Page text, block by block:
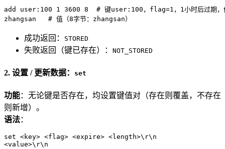
add user:100 1 3600 8  # 键user:100，flag=1，1小时后过期，
zhangsan   # 值（8字节：zhangsan）
成功返回： STORED
失败返回（键已存在）： NOT_STORED
2. 设置 / 更新数据： set
功能：无论键是否存在，均设置键值对（存在则覆盖，不存在
则新增）。
语法：
set <key> <flag> <expire> <length>\r\n
<value>\r\n